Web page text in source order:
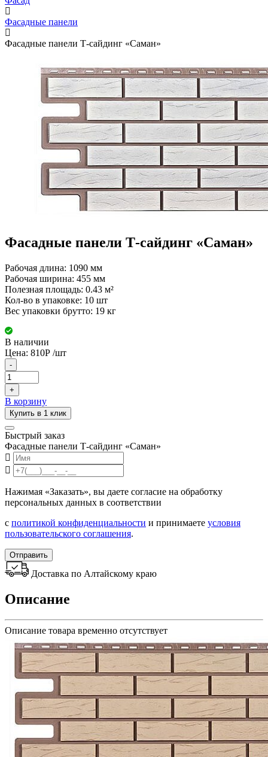
Фасадные панели
Фасадные панели Т-сайдинг «Саман»
Фасадные панели Т-сайдинг «Саман»
Рабочая длина: 1090 мм
Рабочая ширина: 455 мм
Полезная площадь: 0.43 м²
Кол-во в упаковке: 10 шт
Вес упаковки брутто: 19 кг
В наличии
Цена: 810Р /шт
-
+
В корзину
Купить в 1 клик
Быстрый заказ
Фасадные панели Т-сайдинг «Саман»
Нажимая «Заказать», вы даете согласие на обработку
персональных данных в соответствии
с политикой конфиденциальности и принимаете условия
пользовательского соглашения.
Отправить
Доставка по Алтайскому краю
Описание
Описание товара временно отсутствует